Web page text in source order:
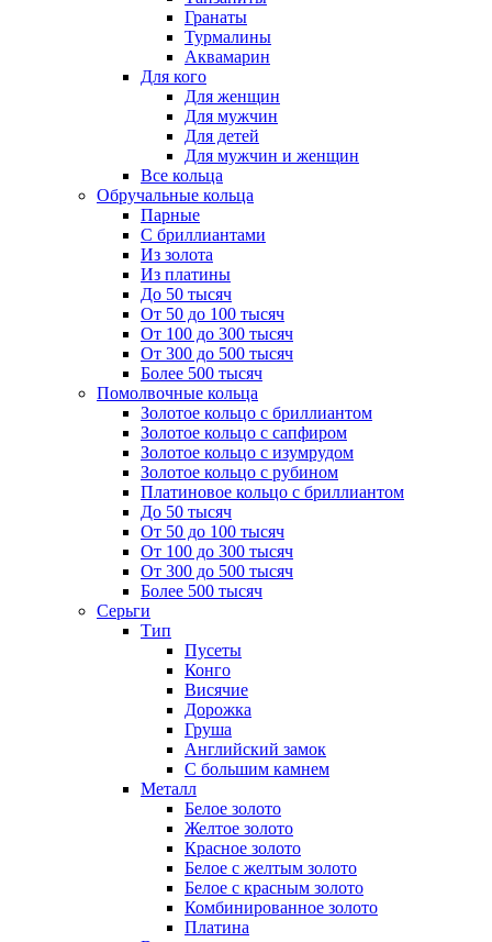
Гранаты
Турмалины
Аквамарин
Для кого
Для женщин
Для мужчин
Для детей
Для мужчин и женщин
Все кольца
Обручальные кольца
Парные
С бриллиантами
Из золота
Из платины
До 50 тысяч
От 50 до 100 тысяч
От 100 до 300 тысяч
От 300 до 500 тысяч
Более 500 тысяч
Помолвочные кольца
Золотое кольцо с бриллиантом
Золотое кольцо с сапфиром
Золотое кольцо с изумрудом
Золотое кольцо с рубином
Платиновое кольцо с бриллиантом
До 50 тысяч
От 50 до 100 тысяч
От 100 до 300 тысяч
От 300 до 500 тысяч
Более 500 тысяч
Серьги
Тип
Пусеты
Конго
Висячие
Дорожка
Груша
Английский замок
С большим камнем
Металл
Белое золото
Желтое золото
Красное золото
Белое с желтым золото
Белое с красным золото
Комбинированное золото
Платина